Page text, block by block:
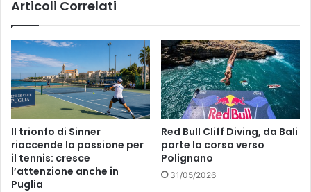
Articoli Correlati
Il trionfo di Sinner
riaccende la passione per
il tennis: cresce
l’attenzione anche in
Puglia
Red Bull Cliff Diving, da Bali
parte la corsa verso
Polignano
31/05/2026